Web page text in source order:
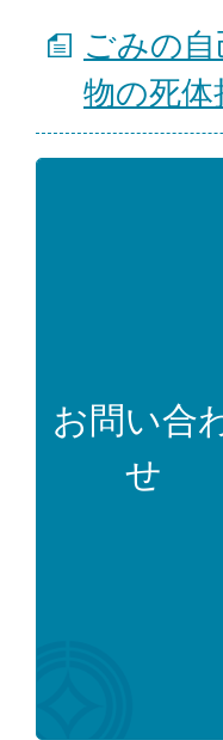
ごみの
物の死体
お問い合
せ